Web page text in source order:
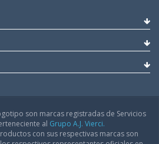
son marcas registradas de Servicios
al Grupo A.J. Vierci.
con sus respectivas marcas son